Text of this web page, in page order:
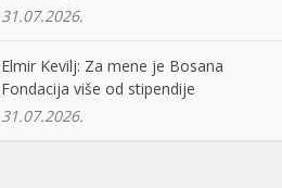
31.07.2026.
Elmir Kevilj: Za mene je Bosana
Fondacija više od stipendije
31.07.2026.